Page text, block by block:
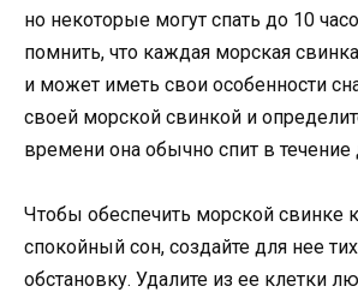
но некоторые могут спать до 10
помнить, что каждая морская
и может иметь свои особенности
своей морской свинкой и
времени она обычно спит в течение
Чтобы обеспечить морской свинке
спокойный сон, создайте для нее
обстановку. Удалите из ее клетки